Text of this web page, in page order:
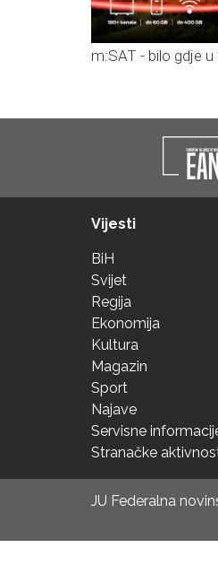
m:SAT - bilo gdje u
Vijesti
BiH
Svijet
Regija
Ekonomija
Kultura
Magazin
Sport
Najave
Servisne
Stranačke
JU Federalna